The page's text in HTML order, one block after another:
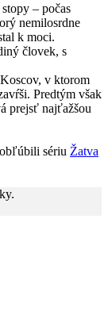
– počas
nemilosrdne
k moci.
človek, s
v ktorom
Predtým však
prejsť najťažšou
sériu Žatva